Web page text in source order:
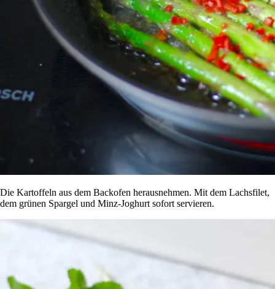
Die Kartoffeln aus dem Backofen herausnehmen. Mit dem Lachsfilet,
dem grünen Spargel und Minz-Joghurt sofort servieren.